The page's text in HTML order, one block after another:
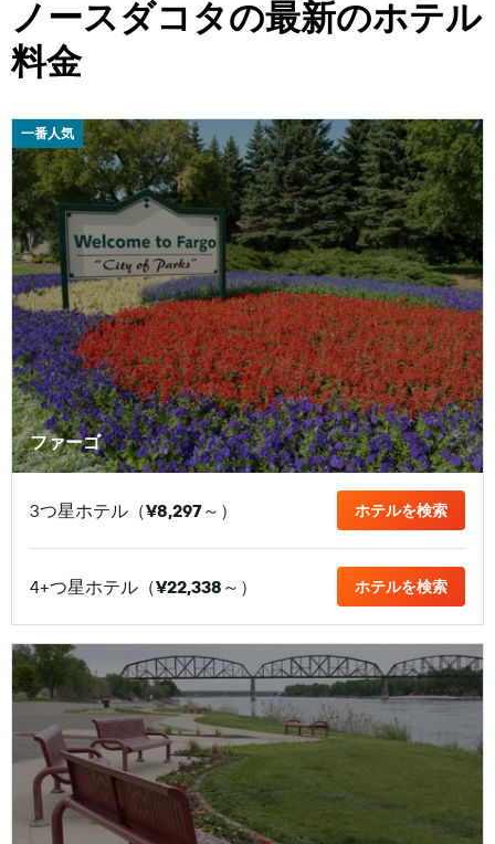
ノースダコタの最新のホテル
料金
一番人気
ファーゴ
3つ星ホテル（¥8,297​～） ホテルを検索
4+つ星ホテル（¥22,338 ​～） ホテルを検索